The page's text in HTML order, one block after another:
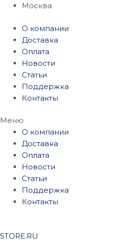
Перейти
содержимому
Москва
О компании
Доставка
Оплата
Новости
Статьи
Поддержка
Контакты
Меню
О компании
Доставка
Оплата
Новости
Статьи
Поддержка
Контакты
STORE.RU